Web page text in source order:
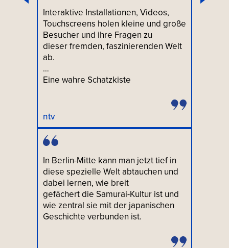
Interaktive Installationen, Videos,
Touchscreens holen kleine und große
Besucher und ihre Fragen zu
dieser fremden, faszinierenden Welt
ab.
…
Eine wahre Schatzkiste
ntv
In Berlin-Mitte kann man jetzt tief in
diese spezielle Welt abtauchen und
dabei lernen, wie breit
gefächert die Samurai-Kultur ist und
wie zentral sie mit der japanischen
Geschichte verbunden ist.